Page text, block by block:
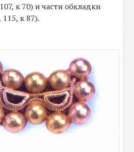
к 70) и части обкладки
к 87).